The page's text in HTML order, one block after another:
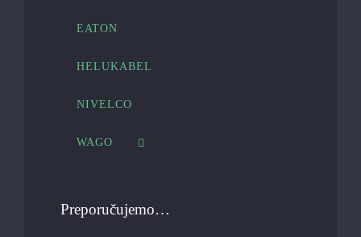
EATON
HELUKABEL
NIVELCO
WAGO
Preporučujemo…